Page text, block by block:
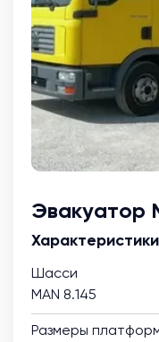
Эвакуатор
Характеристики
Шасси
MAN 8.145
Размеры